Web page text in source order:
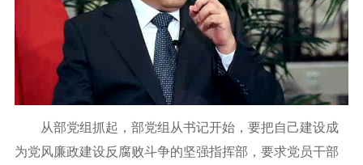
从部党组抓起，部党组从书记开始，要把自己建设成
为党风廉政建设反腐败斗争的坚强指挥部，要求党员干部